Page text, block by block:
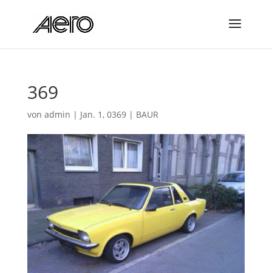
369
von admin | Jan. 1, 0369| BAUR